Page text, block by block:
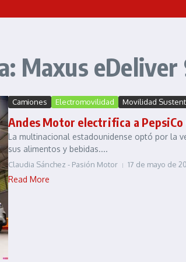
Maxus eDeliver
Camiones Electromovilidad Movilidad
Andes Motor electrifica a
La multinacional estadounidense optó por la
sus alimentos y bebidas....
Claudia Sánchez - Pasión Motor 17 de mayo de
Read More